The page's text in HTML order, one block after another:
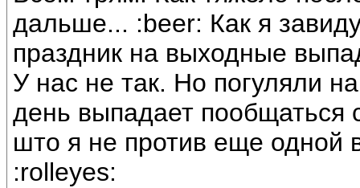
дальше... :beer: Как я
праздник на выходные
У нас не так. Но погуляли
день выпадает пообщаться
што я не против еще одной
:rolleyes: